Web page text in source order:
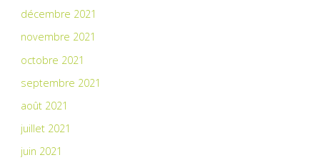
décembre 2021
novembre 2021
octobre 2021
septembre 2021
août 2021
juillet 2021
juin 2021